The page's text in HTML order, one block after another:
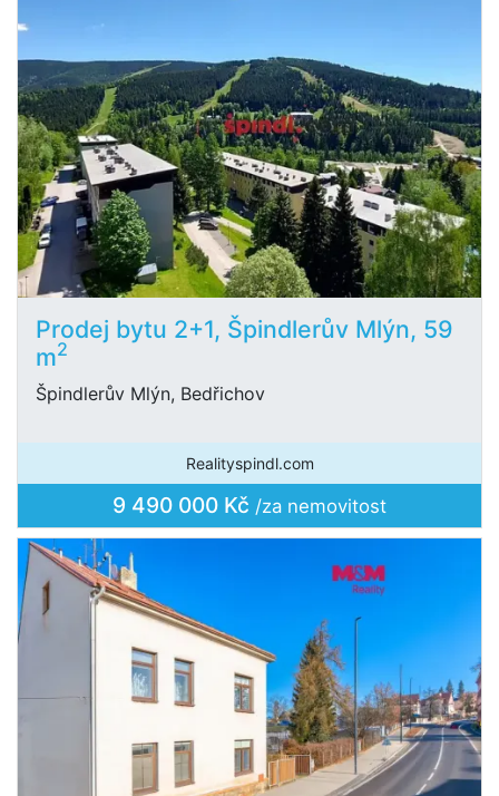
Prodej bytu 2+1, Špindlerův Mlýn, 59
m2
Špindlerův Mlýn, Bedřichov
Realityspindl.com
9 490 000 Kč /za nemovitost